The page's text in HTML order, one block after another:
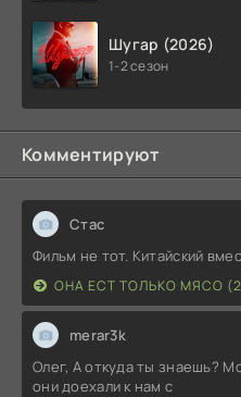
Шугар (2026)
1-2 сезон
Комментируют
Стас
Фильм не тот. Китайский
ОНА ЕСТ ТОЛЬКО МЯСО
merar3k
Олег, А откуда ты знаешь?
они доехали к нам с